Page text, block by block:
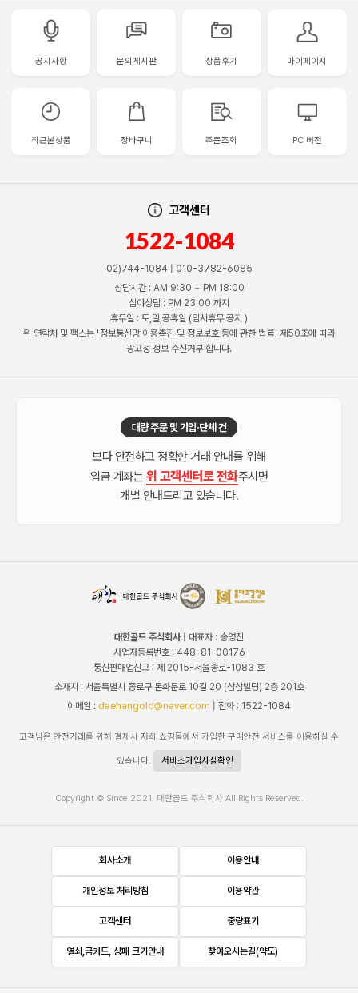
공지사항 문의게시판 상품후기 마이페이지
최근본상품 장바구니 주문조회 PC 버전
고객센터
1522-1084
02)744-1084 | 010-3782-6085
상담시간 : AM 9:30 ~ PM 18:00
심야상담 : PM 23:00 까지
휴무일 : 토,일,공휴일 (임시휴무 공지 )
위 연락처 및 팩스는 「정보통신망 이용촉진 및 정보보호 등에 관한 법률」 제50조에 따라
광고성 정보 수신거부 합니다.
대량 주문 및 기업·단체 건
보다 안전하고 정확한 거래 안내를 위해
입금 계좌는 위 고객센터로 전화주시면
개별 안내드리고 있습니다.
대한골드 주식회사| 대표자 : 송영진
사업자등록번호 : 448-81-00176
통신판매업신고 : 제 2015-서울종로-1083 호
소재지 : 서울특별시 종로구 돈화문로 10길 20 (삼삼빌딩) 2층 201호
이메일 : daehangold@naver.com | 전화 : 1522-1084
고객님은 안전거래를 위해 결제시 저희 쇼핑몰에서 가입한 구매안전 서비스를 이용하실 수
있습니다. 서비스가입사실확인
Copyright © Since 2021. 대한골드 주식회사 All Rights Reserved.
회사소개 이용안내
개인정보 처리방침 이용약관
고객센터 중량표기
열쇠,금카드, 상패 크기안내 찾아오시는길(약도)